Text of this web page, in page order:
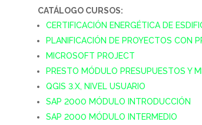
CATÁLOGO CURSOS:
CERTIFICACIÓN ENERGÉTICA DE
PLANIFICACIÓN DE PROYECTOS CON
MICROSOFT PROJECT
PRESTO MÓDULO PRESUPUESTOS Y
QGIS 3.X, NIVEL USUARIO
SAP 2000 MÓDULO INTRODUCCIÓN
SAP 2000 MÓDULO INTERMEDIO